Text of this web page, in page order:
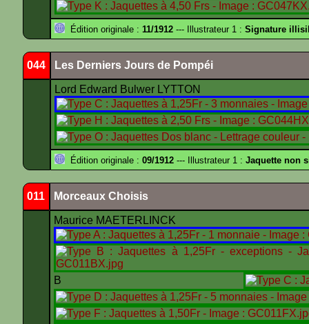
Édition originale : 11/1912 --- Illustrateur 1 : Signature
044 Les Derniers Jours de Pompéi
Lord Edward Bulwer LYTTON
Édition originale : 09/1912 --- Illustrateur 1 : Jaquette non
011 Morceaux Choisis
Maurice MAETERLINCK
B